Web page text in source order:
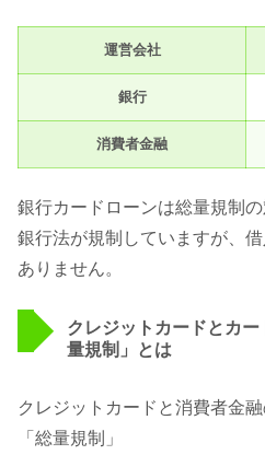
運営会社
銀行
消費者金融
銀行カードローンは総量規制
銀行法が規制していますが、
ありません。
クレジットカードとカ
量規制」とは
クレジットカードと消費者金
「総量規制」